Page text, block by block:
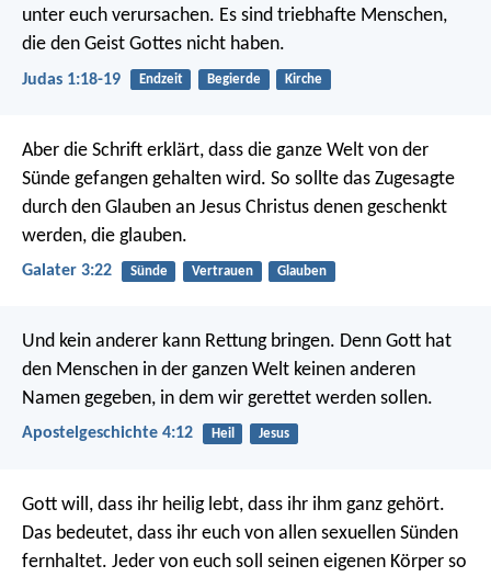
unter euch verursachen. Es sind triebhafte Menschen,
die den Geist Gottes nicht haben.
Judas 1:18-19 Endzeit Begierde Kirche
Aber die Schrift erklärt, dass die ganze Welt von der
Sünde gefangen gehalten wird. So sollte das Zugesagte
durch den Glauben an Jesus Christus denen geschenkt
werden, die glauben.
Galater 3:22 Sünde Vertrauen Glauben
Und kein anderer kann Rettung bringen. Denn Gott hat
den Menschen in der ganzen Welt keinen anderen
Namen gegeben, in dem wir gerettet werden sollen.
Apostelgeschichte 4:12 Heil Jesus
Gott will, dass ihr heilig lebt, dass ihr ihm ganz gehört.
Das bedeutet, dass ihr euch von allen sexuellen Sünden
fernhaltet. Jeder von euch soll seinen eigenen Körper so